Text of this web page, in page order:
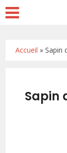
Accueil »Sapin
Sapin